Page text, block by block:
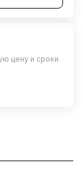
цену и сроки